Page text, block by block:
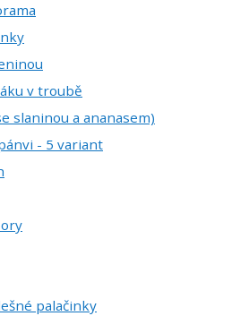
v troubě
slaninou a ananasem)
- 5 variant
palačinky